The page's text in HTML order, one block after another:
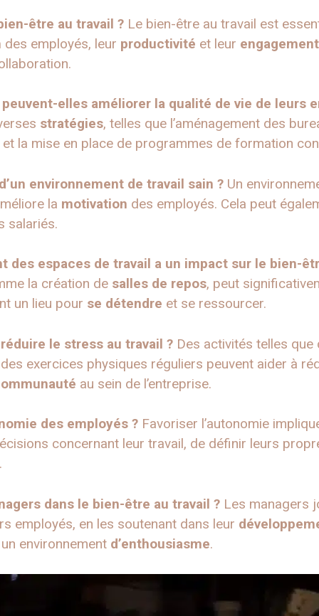
être au travail ? Le bien-être au travail est
des employés, leur productivité et leur engagement
elles améliorer la qualité de vie de leurs
stratégies, telles que l’aménagement des
la mise en place de programmes de formation
environnement de travail sain ? Un
la motivation des employés. Cela peut
salariés.
des espaces de travail a un impact sur le bien-
la création de salles de repos, peut
un lieu pour se détendre et se ressourcer.
le stress au travail ? Des activités telles
exercices physiques réguliers peuvent aider à
au sein de l’entreprise.
des employés ? Favoriser l’autonomie
concernant leur travail, de définir leurs
.
dans le bien-être au travail ? Les managers
employés, en les soutenant dans leur
environnement d’enthousiasme.